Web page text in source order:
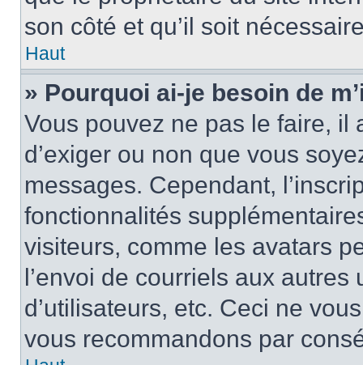
son côté et qu’il soit
Haut
» Pourquoi ai-je besoin de
Vous pouvez ne pas le faire, il
d’exiger ou non que vous
messages. Cependant,
fonctionnalités
visiteurs, comme les avatars
l’envoi de courriels aux
d’utilisateurs, etc. Ceci ne
vous recommandons par